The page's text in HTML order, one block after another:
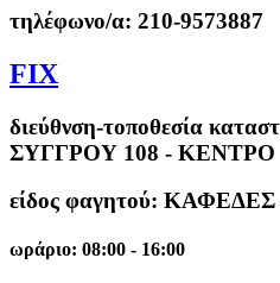
τηλέφωνο/α: 210-9573887
FIX
διεύθνση-τοποθεσία
ΣΥΓΓΡΟΥ 108 - ΚΕΝΤΡΟ
είδος φαγητού:
ωράριο: 08:00 - 16:00